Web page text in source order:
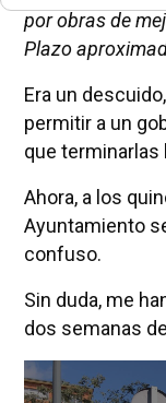
por obras de
Plazo
Era un
permitir a un
que terminarlas
Ahora, a los
Ayuntamiento
confuso.
Sin duda, me
dos semanas